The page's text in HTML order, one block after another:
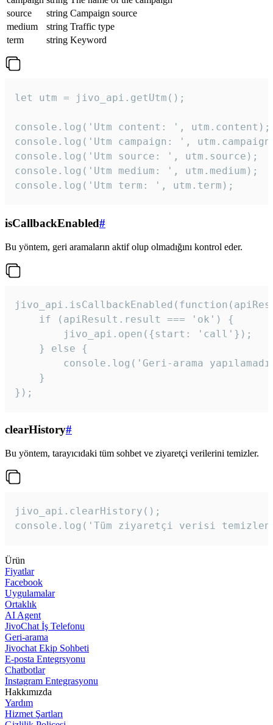
source
string Campaign source
medium
string Traffic type
term
string Keyword
let utm = jivo_api.getUtm();
console.log('Utm content: ', utm.content);
console.log('Utm campaign: ',
console.log('Utm source: ', utm.source);
console.log('Utm medium: ', utm.medium);
console.log('Utm term: ', utm.term);
isCallbackEnabled#
Bu yöntem, geri aramaların aktif olup olmadığını kontrol eder.
    if (apiResult.result === 'ok') {
        jivo_api.open({start: 'call'});
    } else {
console.log('Geri-arama
    }
});
clearHistory#
Bu yöntem, tarayıcıdaki tüm sohbet ve ziyaretçi verilerini temizler.
jivo_api.clearHistory();
console.log('Tüm ziyaretçi verisi
Ürün
Fiyatlar
Facebook
Uygulamalar
Ortaklık
AI Agent
JivoChat İş Telefonu
Geri-arama
Jivochat Ekip Sohbeti
E-posta Entegrsyonu
Chatbotlar
Instagram Entegrasyonu
Hakkımızda
Yardım
Hizmet Şartları